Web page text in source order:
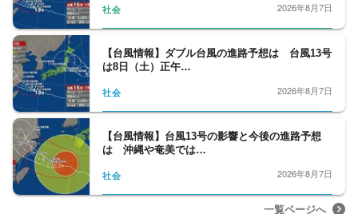
社会 2026年8月7日
【台風情報】ダブル台風の進路予想は 台風13号
は8日（土）正午…
社会 2026年8月7日
【台風情報】台風13号の影響と今後の進路予想
は 沖縄や奄美では…
社会 2026年8月7日
一覧ページへ